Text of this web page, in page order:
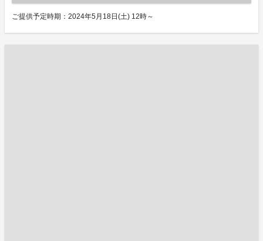
ご提供予定時期：2024年5月18日(土) 12時～